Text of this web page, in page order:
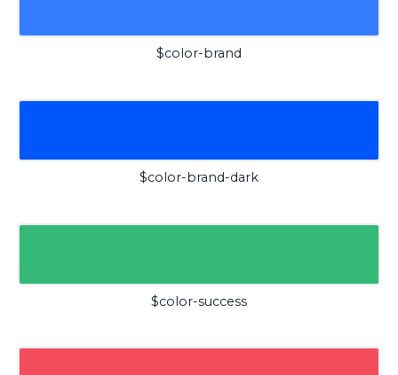
$color-brand
$color-brand-dark
$color-success